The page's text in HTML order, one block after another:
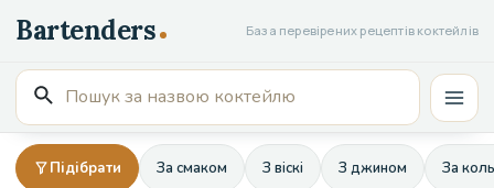
до
вмісту
База перевірених рецептів коктейлів
Пошук
для:
Підібрати За смаком З віскі З джином За